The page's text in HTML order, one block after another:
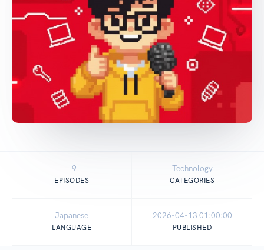
19
EPISODES
Technology
CATEGORIES
Japanese
LANGUAGE
2026-04-13 01:00:00
PUBLISHED